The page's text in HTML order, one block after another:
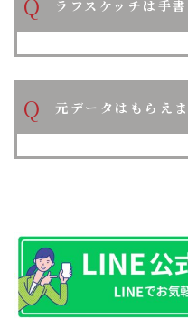
ラフスケッチは手
Q 元データはもらえ